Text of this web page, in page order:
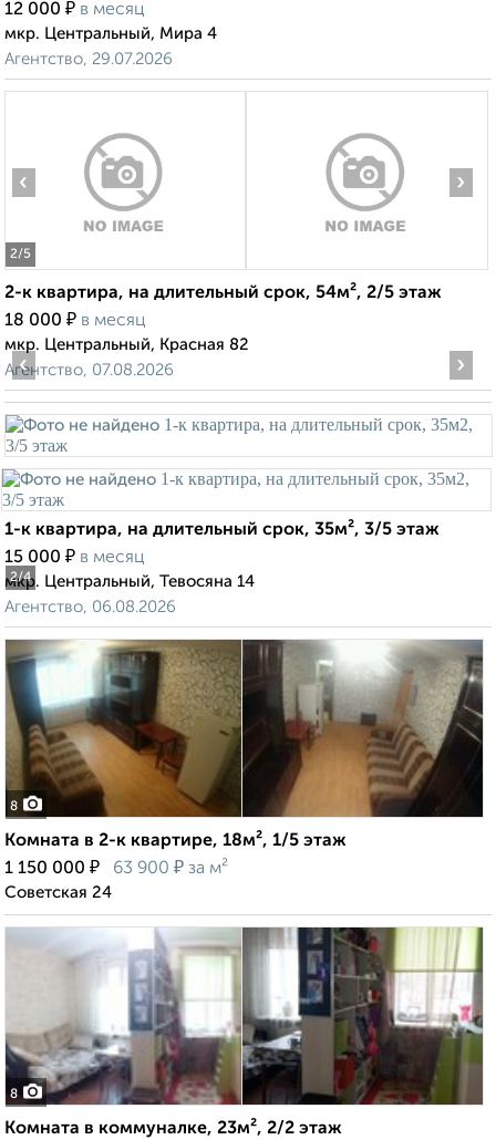
12 000 ₽ в месяц
мкр. Центральный, Мира 4
Агентство, 29.07.2026
2/5
‹ ›
2-к квартира, на длительный срок, 54м², 2/5 этаж
18 000 ₽ в месяц
мкр. Центральный, Красная 82
Агентство, 07.08.2026
2/4
‹ ›
1-к квартира, на длительный срок, 35м², 3/5 этаж
15 000 ₽ в месяц
мкр. Центральный, Тевосяна 14
Агентство, 06.08.2026
8
Комната в 2-к квартире, 18м², 1/5 этаж
1 150 000 ₽ 63 900 ₽ за м²
Советская 24
8
Комната в коммуналке, 23м², 2/2 этаж